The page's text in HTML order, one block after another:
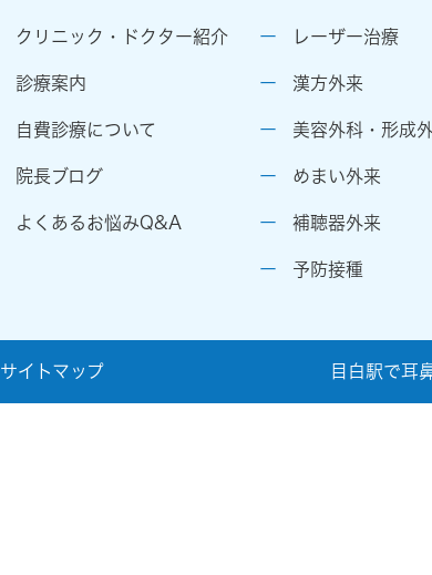
クリニック・ドクター紹介
診療案内
自費診療について
院長ブログ
よくあるお悩みQ&A
レーザー治療
漢方外来
美容外科・形成
めまい外来
補聴器外来
予防接種
イトマップ 目白駅で耳